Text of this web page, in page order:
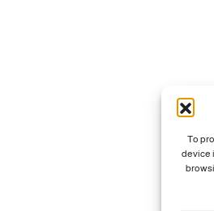
To
device